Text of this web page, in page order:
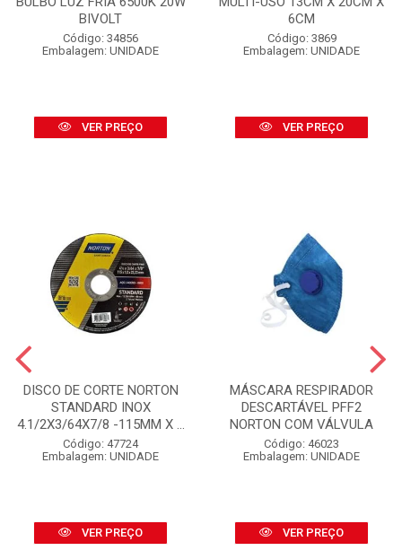
BIVOLT
Código: 34856
Embalagem: UNIDADE
VER PREÇO
6CM
Código: 3869
Embalagem: UNIDADE
VER PREÇO
DISCO DE CORTE NORTON
STANDARD INOX
4.1/2X3/64X7/8 -115MM X ...
Código: 47724
Embalagem: UNIDADE
VER PREÇO
MÁSCARA RESPIRADOR
DESCARTÁVEL PFF2
NORTON COM VÁLVULA
Código: 46023
Embalagem: UNIDADE
VER PREÇO